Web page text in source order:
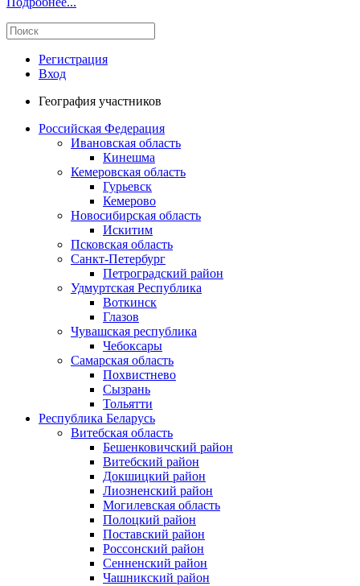
Регистрация
Вход
География участников
Российская Федерация
Ивановская область
Кинешма
Кемеровская область
Гурьевск
Кемерово
Новосибирская область
Искитим
Псковская область
Санкт-Петербург
Петроградский район
Удмуртская Республика
Воткинск
Глазов
Чувашская республика
Чебоксары
Самарская область
Похвистнево
Сызрань
Тольятти
Республика Беларусь
Витебская область
Бешенковичский район
Витебский район
Докшицкий район
Лиозненский район
Могилевская область
Полоцкий район
Поставский район
Россонский район
Сенненский район
Чашникский район